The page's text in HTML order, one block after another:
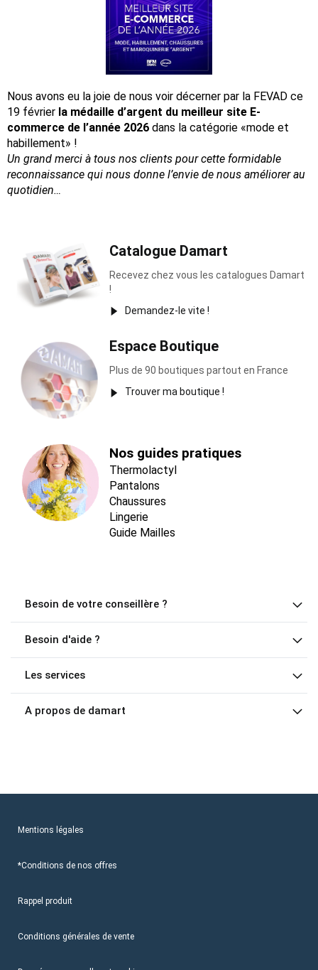
Nous avons eu la joie de nous voir décerner par la FEVAD ce
19 février la médaille d’argent du meilleur site E-
commerce de l’année 2026 dans la catégorie «mode et
habillement» !
Un grand merci à tous nos clients pour cette formidable
reconnaissance qui nous donne l’envie de nous améliorer au
quotidien…
Catalogue Damart
Recevez chez vous les catalogues Damart
!
Demandez-le vite !
Espace Boutique
Plus de 90 boutiques partout en France
Trouver ma boutique !
Nos guides pratiques
Thermolactyl
Pantalons
Chaussures
Lingerie
Guide Mailles
Besoin de votre conseillère ?
Besoin d'aide ?
Les services
A propos de damart
Mentions légales
*Conditions de nos offres
Rappel produit
Conditions générales de vente